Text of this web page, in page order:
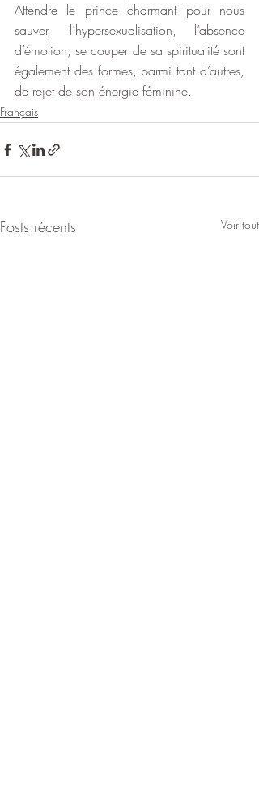
Attendre le prince charmant pour nous
sauver, l’hypersexualisation, l’absence
d’émotion, se couper de sa spiritualité sont
également des formes, parmi tant d’autres,
de rejet de son énergie féminine.
Français
Posts récents Voir tout